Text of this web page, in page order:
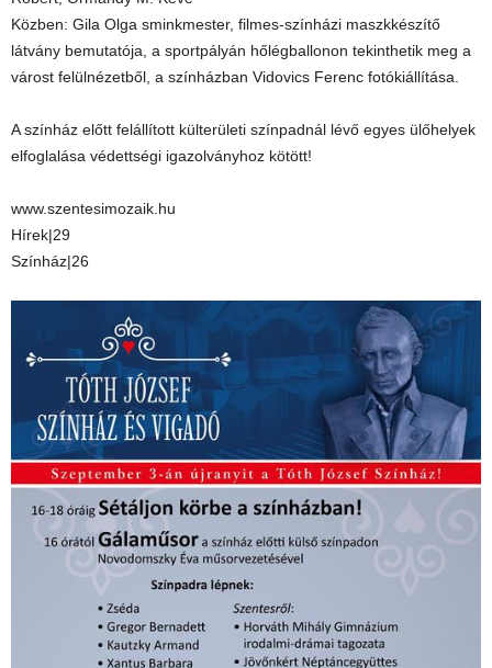
Közben: Gila Olga sminkmester, filmes-színházi maszkkészítő
látvány bemutatója, a sportpályán hőlégballonon tekinthetik meg a
várost felülnézetből, a színházban Vidovics Ferenc fotókiállítása.
A színház előtt felállított külterületi színpadnál lévő egyes ülőhelyek
elfoglalása védettségi igazolványhoz kötött!
www.szentesimozaik.hu
Hírek|29
Színház|26